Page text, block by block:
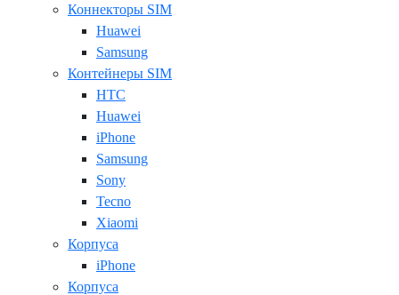
Коннекторы SIM
Huawei
Samsung
Контейнеры SIM
HTC
Huawei
iPhone
Samsung
Sony
Tecno
Xiaomi
Корпуса
iPhone
Корпуса